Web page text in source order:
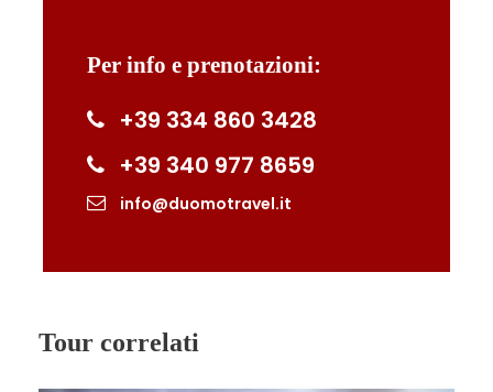
Per info e prenotazioni:
+39 334 860 3428
+39 340 977 8659
info@duomotravel.it
Servizio di Guida Ambientale
Tour correlati